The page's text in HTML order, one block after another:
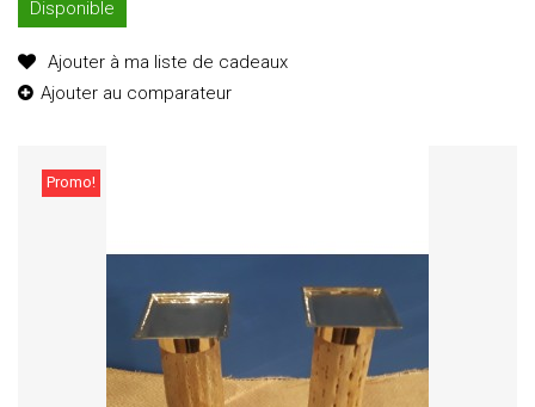
Disponible
Ajouter à ma liste de cadeaux
Ajouter au comparateur
Promo!